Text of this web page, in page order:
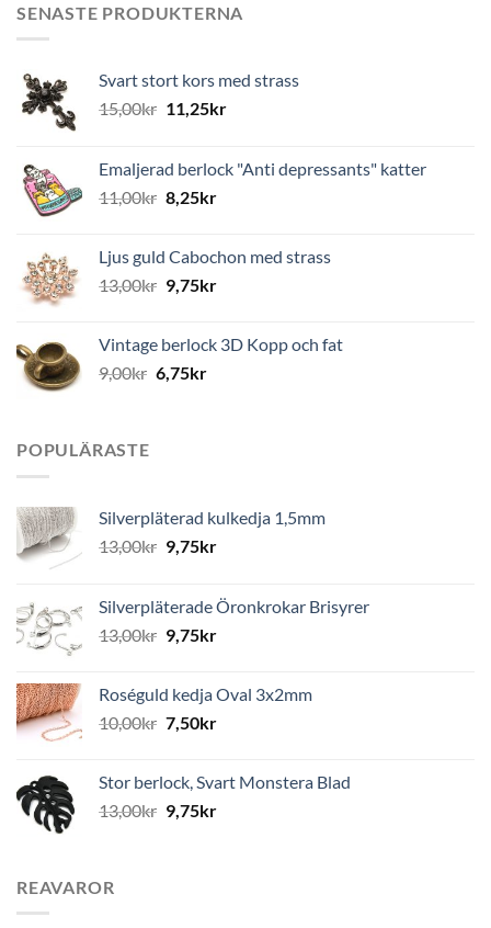
SENASTE PRODUKTERNA
Svart stort kors med strass
15,00kr 11,25kr
Emaljerad berlock "Anti depressants" katter
11,00kr 8,25kr
Ljus guld Cabochon med strass
13,00kr 9,75kr
Vintage berlock 3D Kopp och fat
9,00kr 6,75kr
POPULÄRASTE
Silverpläterad kulkedja 1,5mm
13,00kr 9,75kr
Silverpläterade Öronkrokar Brisyrer
13,00kr 9,75kr
Roséguld kedja Oval 3x2mm
10,00kr 7,50kr
Stor berlock, Svart Monstera Blad
13,00kr 9,75kr
REAVAROR